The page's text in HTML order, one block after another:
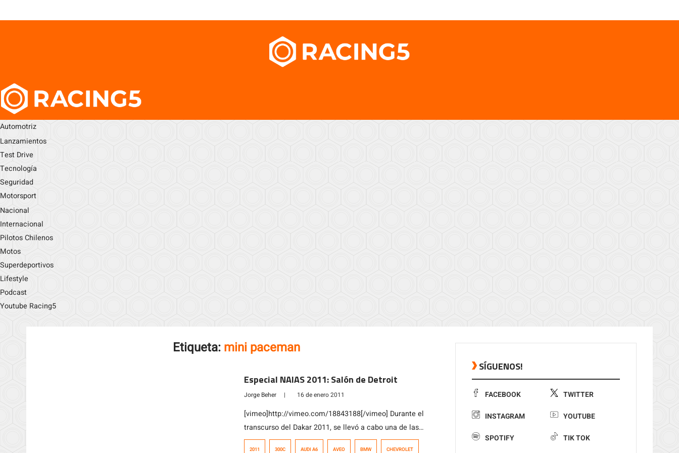
Automotriz
Lanzamientos
Test Drive
Tecnología
Seguridad
Motorsport
Nacional
Internacional
Pilotos Chilenos
Motos
Superdeportivos
Lifestyle
Podcast
Youtube Racing5
Etiqueta: mini paceman
Especial NAIAS 2011: Salón de Detroit
Jorge Beher | 16 de enero 2011
[vimeo]http://vimeo.com/18843188[/vimeo] Durante el
transcurso del Dakar 2011, se llevó a cabo una de las
ferias anuales más importantes del mundo. Hablamos
2011 300C AUDI A6 AVEO BMW CHEVROLET
SÍGUENOS!
FACEBOOK TWITTER
INSTAGRAM YOUTUBE
SPOTIFY TIK TOK